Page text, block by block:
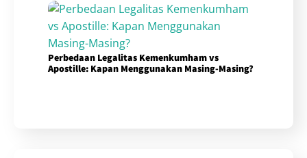
Perbedaan Legalitas Kemenkumham vs
Apostille: Kapan Menggunakan Masing-Masing?